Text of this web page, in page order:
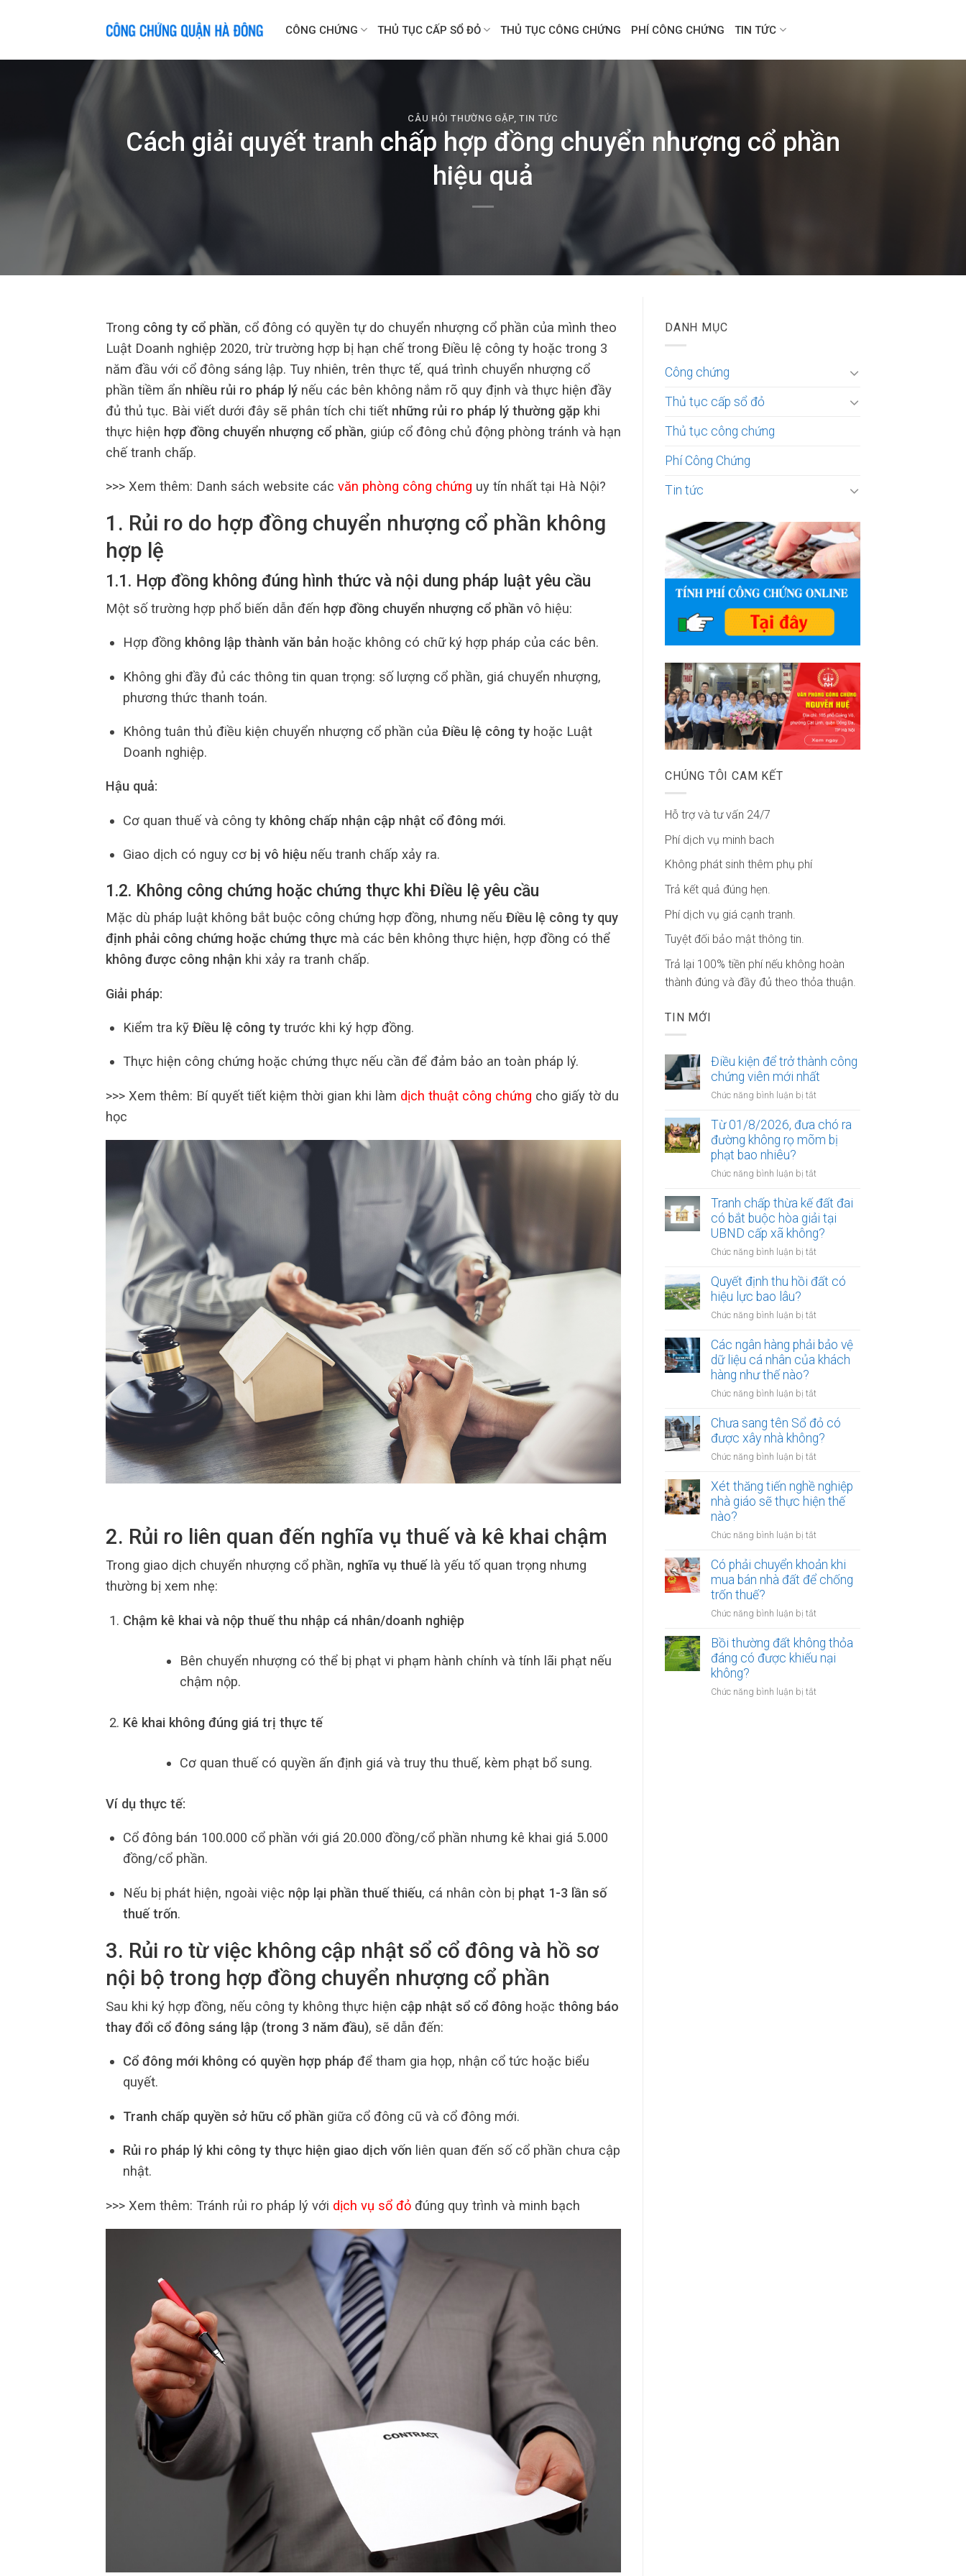
CÔNG CHỨNG THỦ TỤC CẤP SỔ ĐỎ THỦ TỤC CÔNG CHỨNG PHÍ CÔNG CHỨNG TIN TỨC
CÂU HỎI THƯỜNG GẶP,TIN TỨC
Cách giải quyết tranh chấp hợp đồng chuyển nhượng cổ phần
hiệu quả
Trong công ty cổ phần, cổ đông có quyền tự do chuyển nhượng cổ phần của mình theo
Luật Doanh nghiệp 2020, trừ trường hợp bị hạn chế trong Điều lệ công ty hoặc trong 3
năm đầu với cổ đông sáng lập. Tuy nhiên, trên thực tế, quá trình chuyển nhượng cổ
phần tiềm ẩn nhiều rủi ro pháp lý nếu các bên không nắm rõ quy định và thực hiện đầy
đủ thủ tục. Bài viết dưới đây sẽ phân tích chi tiết những rủi ro pháp lý thường gặp khi
thực hiện hợp đồng chuyển nhượng cổ phần, giúp cổ đông chủ động phòng tránh và hạn
chế tranh chấp.
>>> Xem thêm: Danh sách website các văn phòng công chứng uy tín nhất tại Hà Nội?
1. Rủi ro do hợp đồng chuyển nhượng cổ phần không
hợp lệ
1.1. Hợp đồng không đúng hình thức và nội dung pháp luật yêu cầu
Một số trường hợp phổ biến dẫn đến hợp đồng chuyển nhượng cổ phần vô hiệu:
Hợp đồng không lập thành văn bản hoặc không có chữ ký hợp pháp của các bên.
Không ghi đầy đủ các thông tin quan trọng: số lượng cổ phần, giá chuyển nhượng,
phương thức thanh toán.
Không tuân thủ điều kiện chuyển nhượng cổ phần của Điều lệ công tyhoặc Luật
Doanh nghiệp.
Hậu quả:
Cơ quan thuế và công ty không chấp nhận cập nhật cổ đông mới.
Giao dịch có nguy cơ bị vô hiệunếu tranh chấp xảy ra.
1.2. Không công chứng hoặc chứng thực khi Điều lệ yêu cầu
Mặc dù pháp luật không bắt buộc công chứng hợp đồng, nhưng nếu Điều lệ công ty quy
định phải công chứng hoặc chứng thực mà các bên không thực hiện, hợp đồng có thể
không được công nhận khi xảy ra tranh chấp.
Giải pháp:
Kiểm tra kỹ Điều lệ công tytrước khi ký hợp đồng.
Thực hiện công chứng hoặc chứng thực nếu cần để đảm bảo an toàn pháp lý.
>>> Xem thêm: Bí quyết tiết kiệm thời gian khi làm dịch thuật công chứng cho giấy tờ du
học
2. Rủi ro liên quan đến nghĩa vụ thuế và kê khai chậm
Trong giao dịch chuyển nhượng cổ phần, nghĩa vụ thuế là yếu tố quan trọng nhưng
thường bị xem nhẹ:
Chậm kê khai và nộp thuế thu nhập cá nhân/doanh nghiệp
Bên chuyển nhượng có thể bị phạt vi phạm hành chính và tính lãi phạt nếu
chậm nộp.
Kê khai không đúng giá trị thực tế
Cơ quan thuế có quyền ấn định giá và truy thu thuế, kèm phạt bổ sung.
Ví dụ thực tế:
Cổ đông bán 100.000 cổ phần với giá 20.000 đồng/cổ phần nhưng kê khai giá 5.000
đồng/cổ phần.
Nếu bị phát hiện, ngoài việc nộp lại phần thuế thiếu, cá nhân còn bị phạt 1-3 lần số
thuế trốn.
3. Rủi ro từ việc không cập nhật sổ cổ đông và hồ sơ
nội bộ trong hợp đồng chuyển nhượng cổ phần
Sau khi ký hợp đồng, nếu công ty không thực hiện cập nhật sổ cổ đông hoặc thông báo
thay đổi cổ đông sáng lập (trong 3 năm đầu), sẽ dẫn đến:
Cổ đông mới không có quyền hợp pháp để tham gia họp, nhận cổ tức hoặc biểu
quyết.
Tranh chấp quyền sở hữu cổ phần giữa cổ đông cũ và cổ đông mới.
Rủi ro pháp lý khi công ty thực hiện giao dịch vốn liên quan đến số cổ phần chưa cập
nhật.
>>> Xem thêm: Tránh rủi ro pháp lý với dịch vụ sổ đỏ đúng quy trình và minh bạch
DANH MỤC
Công chứng
Thủ tục cấp sổ đỏ
Thủ tục công chứng
Phí Công Chứng
Tin tức
CHÚNG TÔI CAM KẾT
Hỗ trợ và tư vấn 24/7
Phí dịch vụ minh bach
Không phát sinh thêm phụ phí
Trả kết quả đúng hẹn.
Phí dịch vụ giá cạnh tranh.
Tuyệt đối bảo mật thông tin.
Trả lại 100% tiền phí nếu không hoàn
thành đúng và đầy đủ theo thỏa thuận.
TIN MỚI
Điều kiện để trở thành công
chứng viên mới nhất
Chức năng bình luận bị tắt
kiện
để
công
viên
mới
nhất
Từ 01/8/2026, đưa chó ra
đường không rọ mõm bị
phạt bao nhiêu?
Chức năng bình luận bị tắt
01/8/2026,
đưa
chó
ra
đường
rọ
bao
nhiêu?
Tranh chấp thừa kế đất đai
có bắt buộc hòa giải tại
UBND cấp xã không?
Chức năng bình luận bị tắt
chấp
đất
có
bắt
tại
UBND
cấp
Quyết định thu hồi đất có
hiệu lực bao lâu?
Chức năng bình luận bị tắt
định
thu
có
lực
bao
Các ngân hàng phải bảo vệ
dữ liệu cá nhân của khách
hàng như thế nào?
Chức năng bình luận bị tắt
ngân
hàng
phải
bảo
dữ
liệu
khách
hàng
như
Chưa sang tên Sổ đỏ có
được xây nhà không?
Chức năng bình luận bị tắt
sang
tên
Sổ
có
xây
nhà
Xét thăng tiến nghề nghiệp
nhà giáo sẽ thực hiện thế
nào?
Chức năng bình luận bị tắt
thăng
tiến
nhà
sẽ
thực
Có phải chuyển khoản khi
mua bán nhà đất để chống
trốn thuế?
Chức năng bình luận bị tắt
phải
chuyển
khoản
mua
Bồi thường đất không thỏa
đáng có được khiếu nại
không?
Chức năng bình luận bị tắt